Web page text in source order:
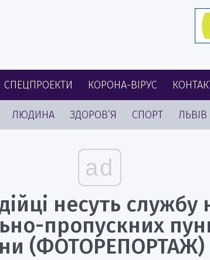
СПЕЦПРОЕКТИ КОРОНА-ВІРУС
ЛЮДИНА ЗДОРОВ’Я СПОРТ ЛЬВІВ
ad
несуть службу
пропускних
(ФОТОРЕПОРТАЖ)